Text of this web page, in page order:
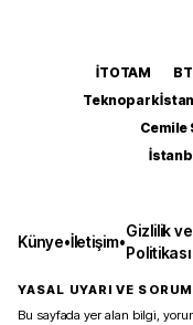
İTOTAM
Teknopark
Cemile
Künye•İletişim•
Gizlilik
Politikası
YASAL UYARI VE
Bu sayfada yer alan bilgi,